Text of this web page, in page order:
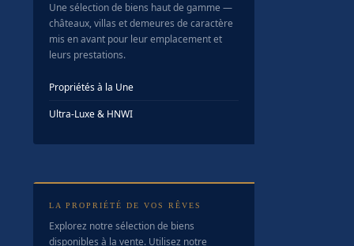
Une sélection de biens haut de gamme —
châteaux, villas et demeures de caractère
mis en avant pour leur emplacement et
leurs prestations.
Propriétés à la Une
Ultra-Luxe & HNWI
LA PROPRIÉTÉ DE VOS RÊVES
Explorez notre sélection de biens
disponibles à la vente. Utilisez notre